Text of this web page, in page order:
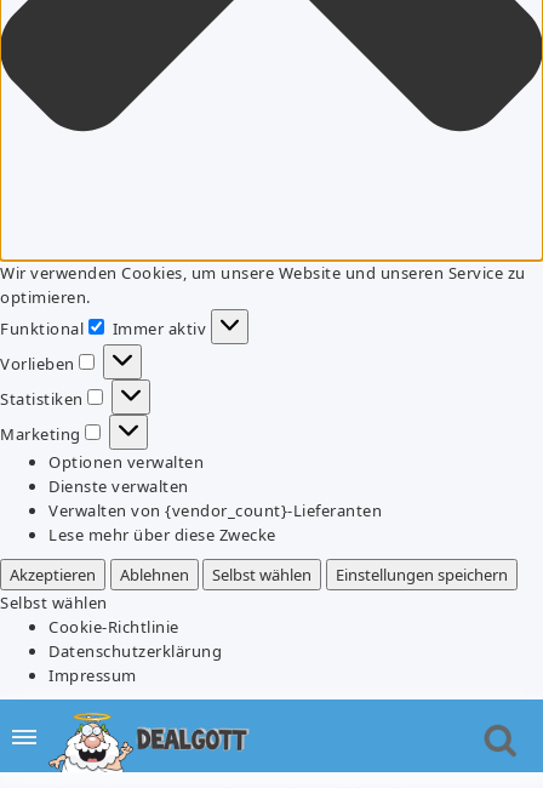
Wir verwenden Cookies, um unsere Website und unseren Service zu
optimieren.
Funktional
Funktional
Immer aktiv
Vorlieben
Vorlieben
Statistiken
Statistiken
Marketing
Marketing
Optionen verwalten
Dienste verwalten
Verwalten von {vendor_count}-Lieferanten
Lese mehr über diese Zwecke
Akzeptieren
Ablehnen Selbst wählen
Einstellungen speichern
Selbst wählen
Cookie-Richtlinie
Datenschutzerklärung
Impressum